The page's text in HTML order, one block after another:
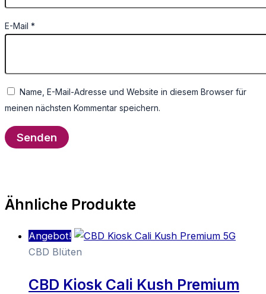
E-Mail *
Name, E-Mail-Adresse und Website in diesem Browser für
meinen nächsten Kommentar speichern.
Ähnliche Produkte
Angebot!
CBD Blüten
CBD Kiosk Cali Kush Premium